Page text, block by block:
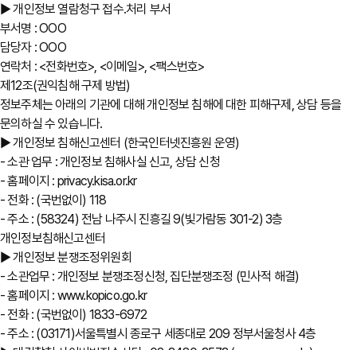
▶ 개인정보 열람청구 접수․처리 부서
부서명 : OOO
담당자 : OOO
연락처 : <전화번호>, <이메일>, <팩스번호>
제12조(권익침해 구제 방법)
정보주체는 아래의 기관에 대해 개인정보 침해에 대한 피해구제, 상담 등을
문의하실 수 있습니다.
▶ 개인정보 침해신고센터 (한국인터넷진흥원 운영)
- 소관 업무 : 개인정보 침해사실 신고, 상담 신청
- 홈페이지 : privacy.kisa.or.kr
- 전화 : (국번없이) 118
- 주소 : (58324) 전남 나주시 진흥길 9(빛가람동 301-2) 3층
개인정보침해신고센터
▶ 개인정보 분쟁조정위원회
- 소관업무 : 개인정보 분쟁조정신청, 집단분쟁조정 (민사적 해결)
- 홈페이지 : www.kopico.go.kr
- 전화 : (국번없이) 1833-6972
- 주소 : (03171)서울특별시 종로구 세종대로 209 정부서울청사 4층